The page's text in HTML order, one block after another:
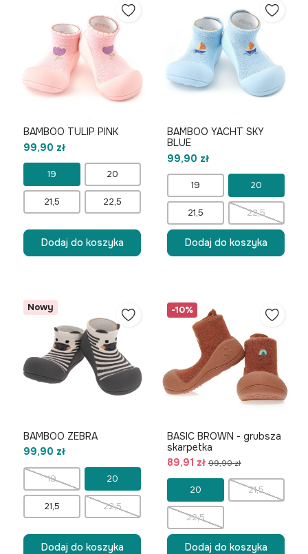
BAMBOO TULIP PINK
99,90 zł
19 20
21,5 22,5
Dodaj do koszyka
BAMBOO YACHT SKY
BLUE
99,90 zł
19 20
21,5 22,5
Dodaj do koszyka
Nowy
BAMBOO ZEBRA
99,90 zł
19 20
21,5 22,5
Dodaj do koszyka
-10%
BASIC BROWN - grubsza
skarpetka
89,91 zł99,90 zł
20 21,5
22,5
Dodaj do koszyka